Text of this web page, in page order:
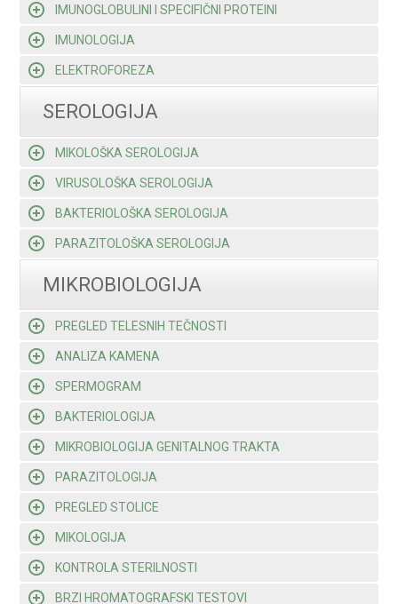
IMUNOGLOBULINI I SPECIFIČNI PROTEINI
IMUNOLOGIJA
ELEKTROFOREZA
SEROLOGIJA
MIKOLOŠKA SEROLOGIJA
VIRUSOLOŠKA SEROLOGIJA
BAKTERIOLOŠKA SEROLOGIJA
PARAZITOLOŠKA SEROLOGIJA
MIKROBIOLOGIJA
PREGLED TELESNIH TEČNOSTI
ANALIZA KAMENA
SPERMOGRAM
BAKTERIOLOGIJA
MIKROBIOLOGIJA GENITALNOG TRAKTA
PARAZITOLOGIJA
PREGLED STOLICE
MIKOLOGIJA
KONTROLA STERILNOSTI
BRZI HROMATOGRAFSKI TESTOVI